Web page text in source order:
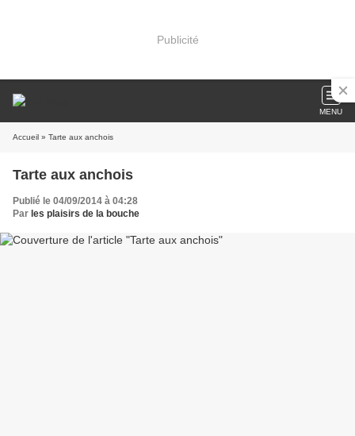
Publicité
MENU
Accueil » Tarte aux anchois
Tarte aux anchois
Publié le 04/09/2014 à 04:28
Par les plaisirs de la bouche